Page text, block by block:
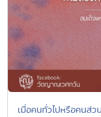
เมื่อคนทั่วไปหรือคนส่